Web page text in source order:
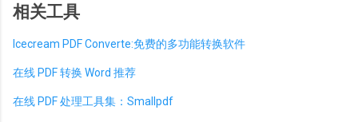
相关工具
Icecream PDF Converte:免费的多功能转换软件
在线 PDF 转换 Word 推荐
在线 PDF 处理工具集：Smallpdf